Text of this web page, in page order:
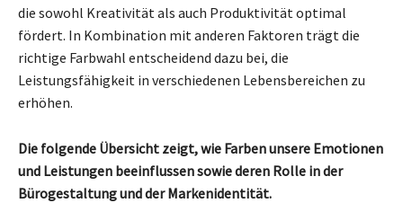
die sowohl Kreativität als auch Produktivität optimal
fördert. In Kombination mit anderen Faktoren trägt die
richtige Farbwahl entscheidend dazu bei, die
Leistungsfähigkeit in verschiedenen Lebensbereichen zu
erhöhen.
Die folgende Übersicht zeigt, wie Farben unsere Emotionen
und Leistungen beeinflussen sowie deren Rolle in der
Bürogestaltung und der Markenidentität.